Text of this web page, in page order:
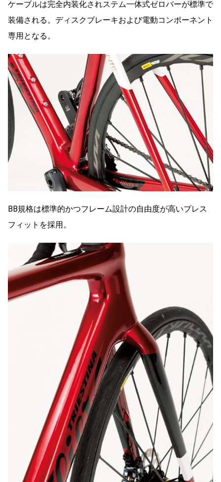
ケーブルは完全内装化されステム一体式ゼロバーが標準で
装備される。ディスクブレーキおよび電動コンポーネント
専用となる。
BB規格は標準的かつフレーム設計の自由度が高いプレス
フィットを採用。